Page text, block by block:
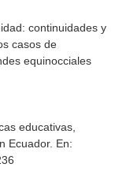
continuidades y
casos de
equinocciales
educativas,
Ecuador. En: